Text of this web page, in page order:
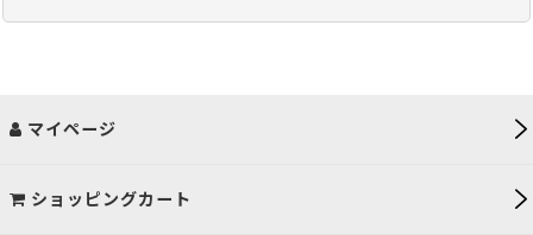
マイページ
ショッピングカート